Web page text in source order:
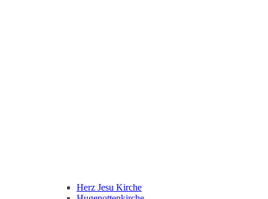
Herz Jesu Kirche